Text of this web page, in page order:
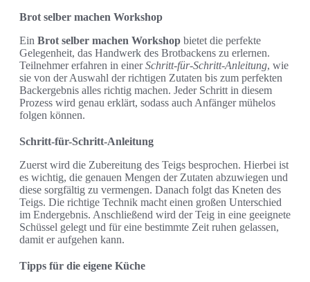
Brot selber machen Workshop
Ein Brot selber machen Workshop bietet die perfekte
Gelegenheit, das Handwerk des Brotbackens zu erlernen.
Teilnehmer erfahren in einerSchritt-für-Schritt-Anleitung, wie
sie von der Auswahl der richtigen Zutaten bis zum perfekten
Backergebnis alles richtig machen. Jeder Schritt in diesem
Prozess wird genau erklärt, sodass auch Anfänger mühelos
folgen können.
Schritt-für-Schritt-Anleitung
Zuerst wird die Zubereitung des Teigs besprochen. Hierbei ist
es wichtig, die genauen Mengen der Zutaten abzuwiegen und
diese sorgfältig zu vermengen. Danach folgt das Kneten des
Teigs. Die richtige Technik macht einen großen Unterschied
im Endergebnis. Anschließend wird der Teig in eine geeignete
Schüssel gelegt und für eine bestimmte Zeit ruhen gelassen,
damit er aufgehen kann.
Tipps für die eigene Küche